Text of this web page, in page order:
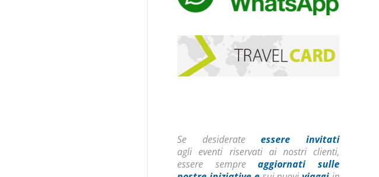
Se desiderateessere invitati
agli eventi riservati ai nostri clienti,
essere sempreaggiornati sulle